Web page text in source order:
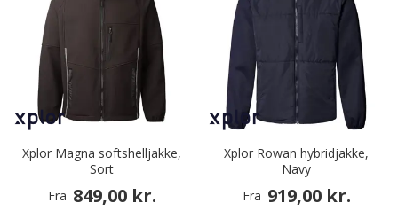
Xplor Magna softshelljakke,
Sort
Fra 849,00 kr.
Xplor Rowan hybridjakke,
Navy
Fra 919,00 kr.